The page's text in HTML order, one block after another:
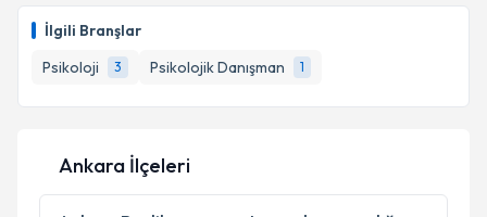
İlgili Branşlar
Psikoloji
3 Psikolojik Danışman 1
takvim hazırlandığında e-posta ile bilgilendireceğiz.
E-posta Adresiniz
Kişisel verilerimin işlenmesine ilişkinAydınlatma
Metni
'ni okudum ve kişisel verilerimin belirtilen
Ankara İlçeleri